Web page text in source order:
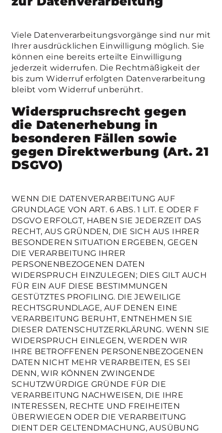
Viele Datenverarbeitungsvorgänge sind nur mit
Ihrer ausdrücklichen Einwilligung möglich. Sie
können eine bereits erteilte Einwilligung
jederzeit widerrufen. Die Rechtmäßigkeit der
bis zum Widerruf erfolgten Datenverarbeitung
bleibt vom Widerruf unberührt.
Widerspruchsrecht gegen
die Datenerhebung in
besonderen Fällen sowie
gegen Direktwerbung (Art. 21
DSGVO)
WENN DIE DATENVERARBEITUNG AUF
GRUNDLAGE VON ART. 6 ABS. 1 LIT. E ODER F
DSGVO ERFOLGT, HABEN SIE JEDERZEIT DAS
RECHT, AUS GRÜNDEN, DIE SICH AUS IHRER
BESONDEREN SITUATION ERGEBEN, GEGEN
DIE VERARBEITUNG IHRER
PERSONENBEZOGENEN DATEN
WIDERSPRUCH EINZULEGEN; DIES GILT AUCH
FÜR EIN AUF DIESE BESTIMMUNGEN
GESTÜTZTES PROFILING. DIE JEWEILIGE
RECHTSGRUNDLAGE, AUF DENEN EINE
VERARBEITUNG BERUHT, ENTNEHMEN SIE
DIESER DATENSCHUTZERKLÄRUNG. WENN SIE
WIDERSPRUCH EINLEGEN, WERDEN WIR
IHRE BETROFFENEN PERSONENBEZOGENEN
DATEN NICHT MEHR VERARBEITEN, ES SEI
DENN, WIR KÖNNEN ZWINGENDE
SCHUTZWÜRDIGE GRÜNDE FÜR DIE
VERARBEITUNG NACHWEISEN, DIE IHRE
INTERESSEN, RECHTE UND FREIHEITEN
ÜBERWIEGEN ODER DIE VERARBEITUNG
DIENT DER GELTENDMACHUNG, AUSÜBUNG